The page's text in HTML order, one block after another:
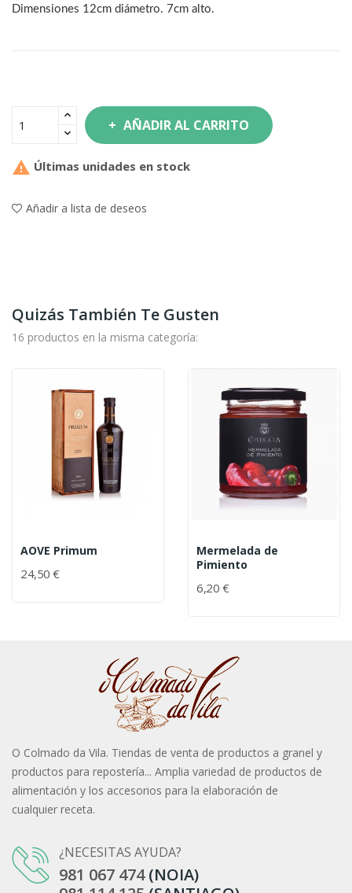
Dimensiones 12cm diámetro. 7cm alto.
AÑADIR AL CARRITO
 Últimas unidades en stock
Añadir a lista de deseos
Quizás También Te Gusten
16 productos en la misma categoría:
AOVE Primum
24,50 €
Mermelada de
Pimiento
6,20 €
O Colmado da Vila. Tiendas de venta de productos a granel y
productos para repostería... Amplia variedad de productos de
alimentación y los accesorios para la elaboración de
cualquier receta.
¿NECESITAS AYUDA?
981 067 474(NOIA)